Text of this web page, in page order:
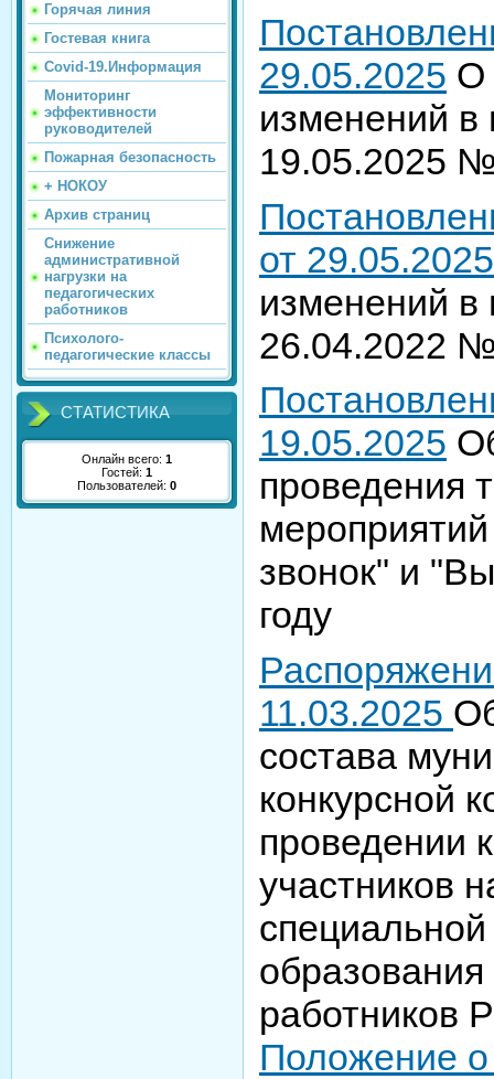
Горячая линия
Гостевая книга
Covid-19.Информация
Мониторинг
эффективности
руководителей
Пожарная безопасность
+ НОКОУ
Архив страниц
Снижение
административной
нагрузки на
педагогических
работников
Психолого-
педагогические классы
СТАТИСТИКА
Онлайн всего: 1
Гостей: 1
Пользователей: 0
29.05.2025 О
изменений в
19.05.2025
от 29.05.2025
изменений в
26.04.2022
19.05.2025
проведения
звонок" и
году
11.03.2025
состава
конкурсной
проведении
участников
образования
работников
Положение о